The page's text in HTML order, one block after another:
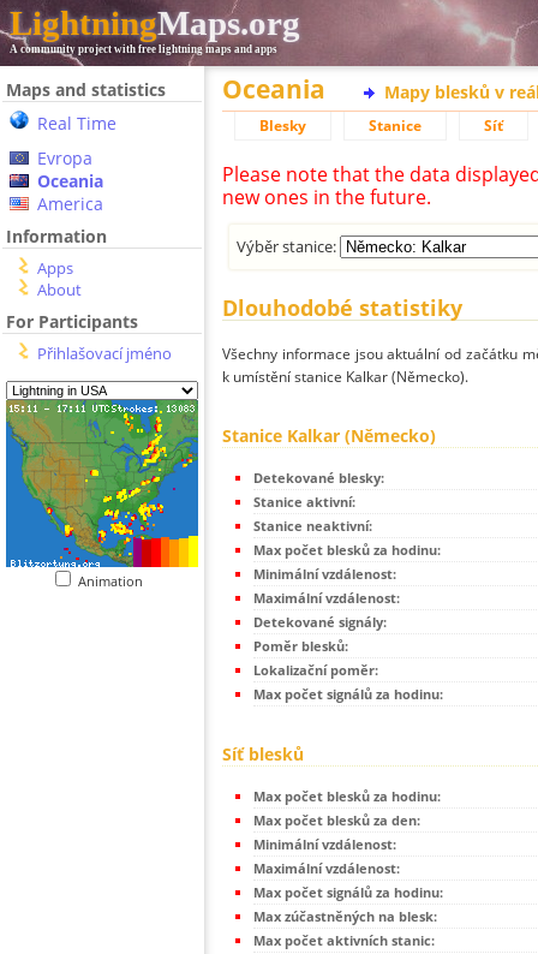
LightningMaps.org
A community project with free lightning maps and apps
Maps and statistics
Real Time
Evropa
Oceania
America
Information
Apps
About
For Participants
Přihlašovací jméno
Animation
Oceania Mapy blesků v
Blesky Stanice Síť
Please note that the data
new ones in the future.
Výběr stanice:
Dlouhodobé statistiky
Všechny informace jsou aktuální od začátku
k umístění stanice Kalkar (Německo).
Stanice Kalkar (Německo)
Detekované blesky:
Stanice aktivní:
Stanice neaktivní:
Max počet blesků za hodinu:
Minimální vzdálenost:
Maximální vzdálenost:
Detekované signály:
Poměr blesků:
Lokalizační poměr:
Max počet signálů za hodinu:
Síť blesků
Max počet blesků za hodinu:
Max počet blesků za den:
Minimální vzdálenost:
Maximální vzdálenost:
Max počet signálů za hodinu:
Max zúčastněných na blesk:
Max počet aktivních stanic: